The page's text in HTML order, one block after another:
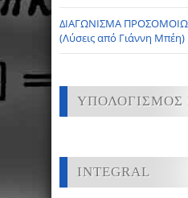
ΔΙΑΓΩΝΙΣΜΑ
(Λύσεις από Γιάννη Μπέη)
ΥΠΟΛΟΓΙΣΜΟΣ
INTEGRAL